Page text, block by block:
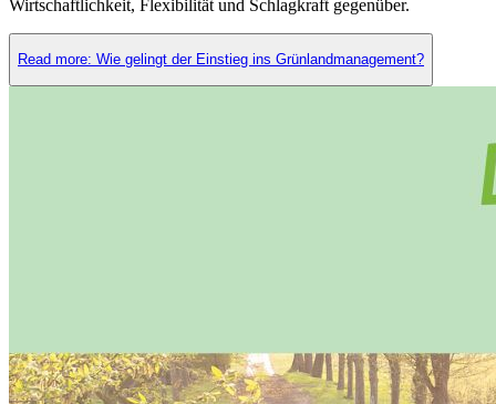
Wirtschaftlichkeit, Flexibilität und Schlagkraft gegenüber.
Read more: Wie gelingt der Einstieg ins Grünlandmanagement?